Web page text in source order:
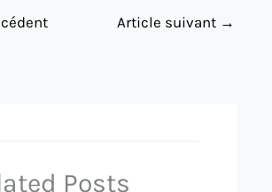
Article suivant →
Posts